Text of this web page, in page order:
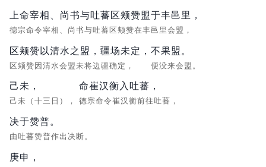
上命宰相、尚书与吐蕃区颊赞盟于丰邑里，
德宗命令宰相、尚书与吐蕃区颊赞在丰邑里会盟，
区颊赞以清水之盟，疆场未定，
区颊赞因清水会盟未将边疆确定，
不果盟。
便没来会盟。
己未，
己未（十三日），
命崔汉衡入吐蕃，
德宗命令崔汉衡前往吐蕃，
决于赞普。
由吐蕃赞普作出决断。
庚申，